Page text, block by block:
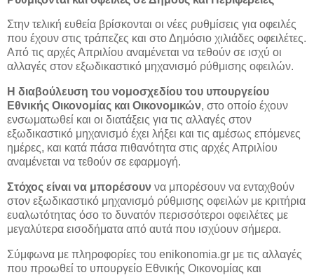
Στην τελική ευθεία βρίσκονται οι νέες ρυθμίσεις για οφειλές
που έχουν στις τράπεζες και στο Δημόσιο χιλιάδες οφειλέτες.
Από τις αρχές Απριλίου αναμένεται να τεθούν σε ισχύ οι
αλλαγές στον εξωδικαστικό μηχανισμό ρύθμισης οφειλών.
Η διαβούλευση του νομοσχεδίου του υπουργείου
Εθνικής Οικονομίας και Οικονομικών, στο οποίο έχουν
ενσωματωθεί και οι διατάξεις για τις αλλαγές στον
εξωδικαστικό μηχανισμό έχει λήξει και τις αμέσως επόμενες
ημέρες, και κατά πάσα πιθανότητα στις αρχές Απριλίου
αναμένεται να τεθούν σε εφαρμογή.
Στόχος είναι να μπορέσουν να μπορέσουν να ενταχθούν
στον εξωδικαστικό μηχανισμό ρύθμισης οφειλών με κριτήρια
ευαλωτότητας όσο το δυνατόν περισσότεροι οφειλέτες με
μεγαλύτερα εισοδήματα από αυτά που ισχύουν σήμερα.
Σύμφωνα με πληροφορίες του enikonomia.gr με τις αλλαγές
που προωθεί το υπουργείο Εθνικής Οικονομίας και